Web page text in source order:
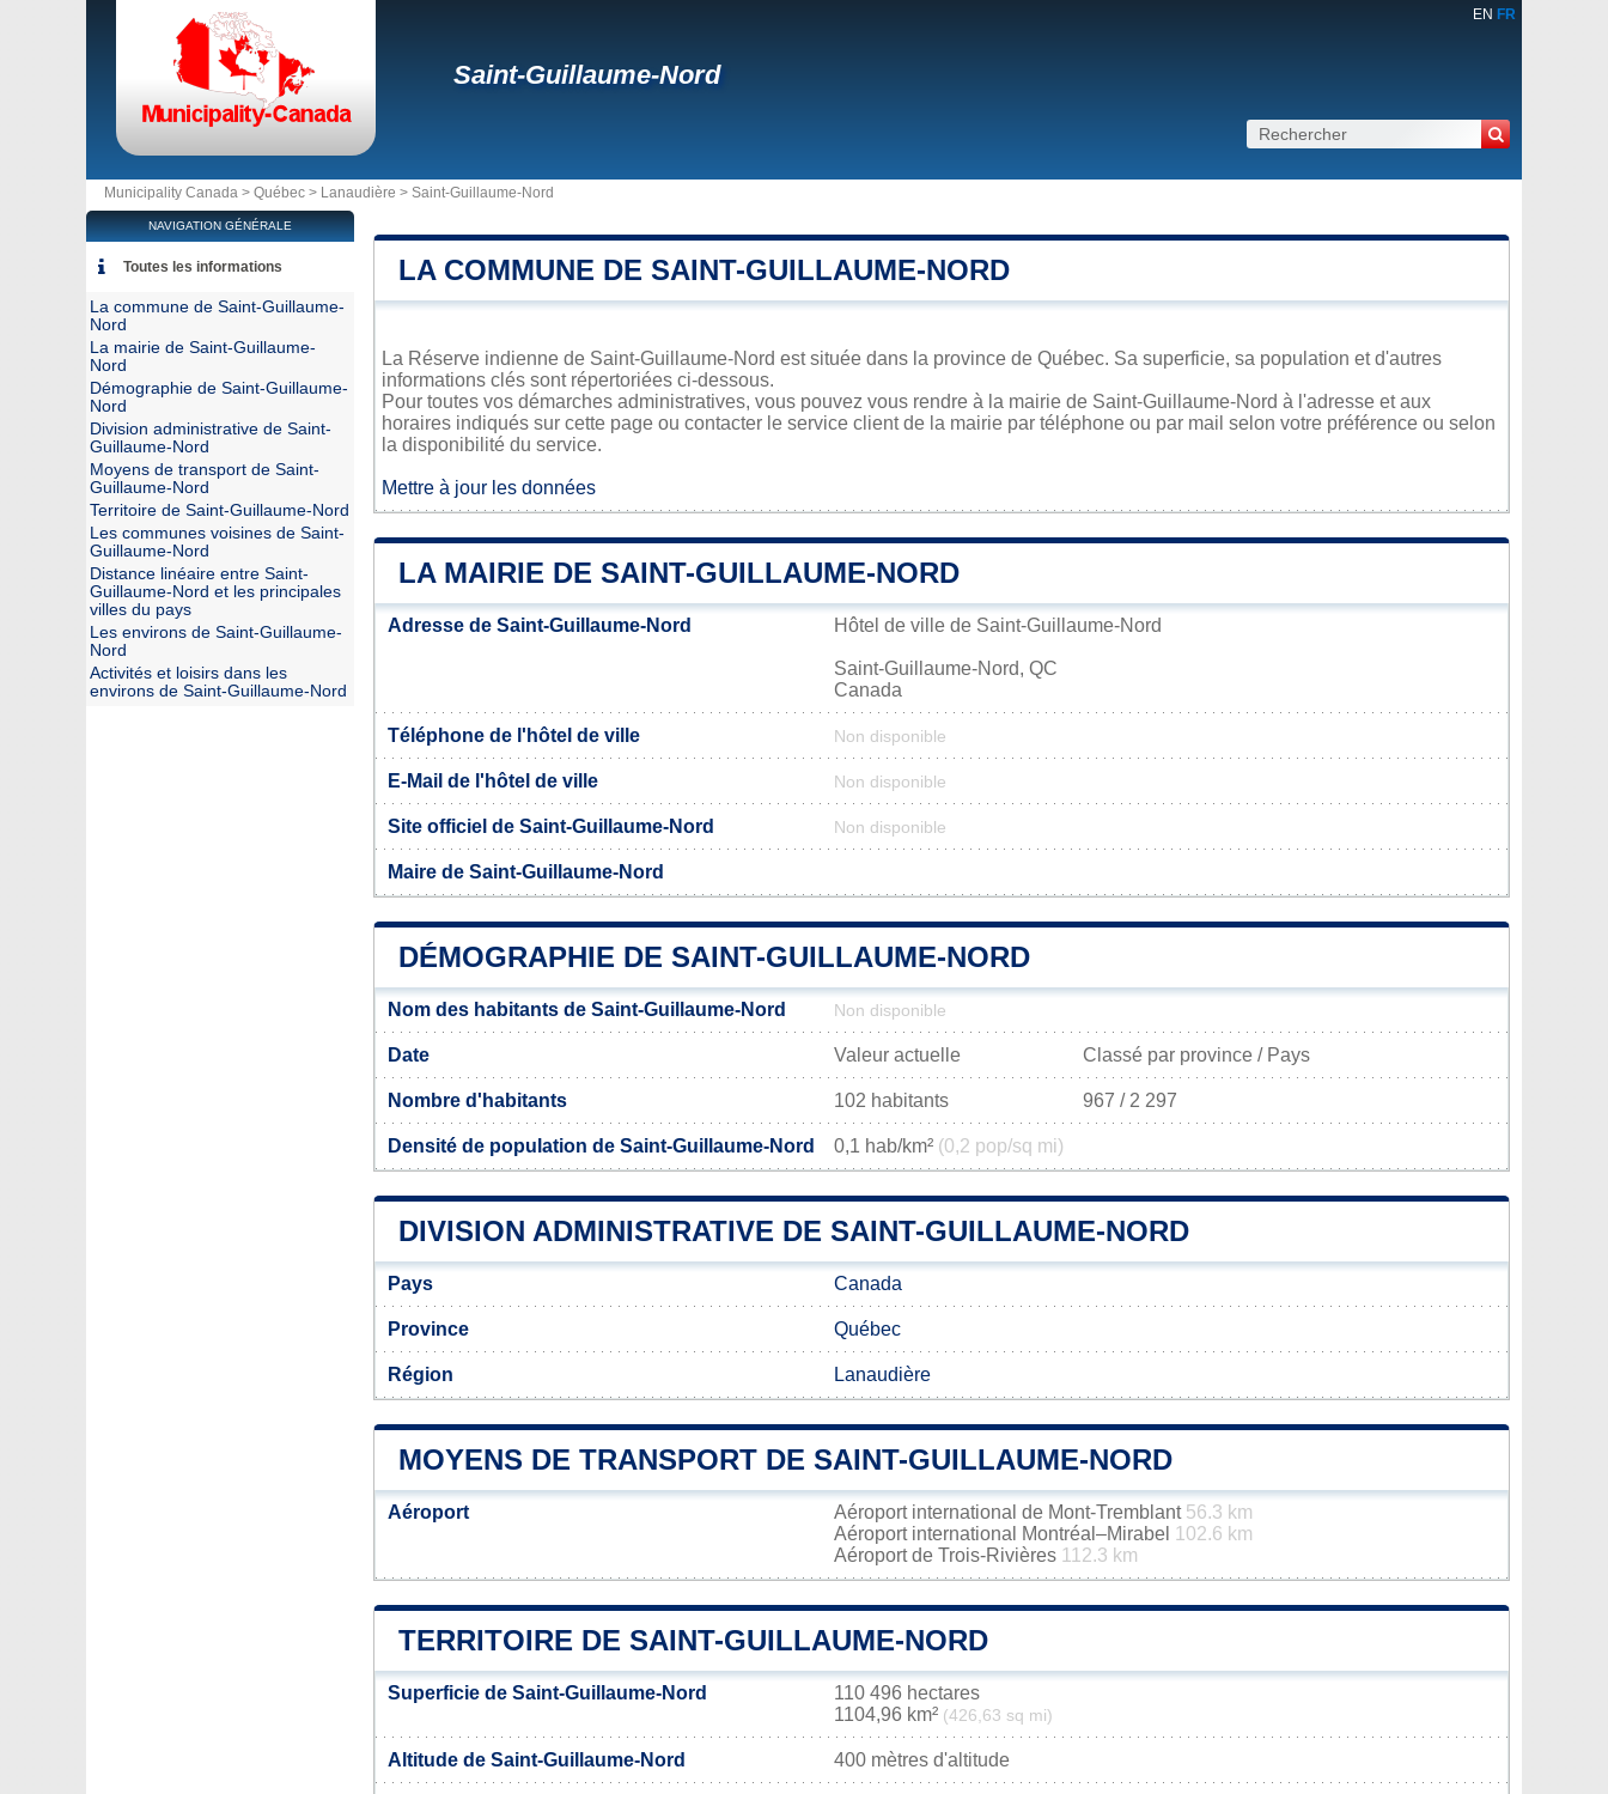
EN FR
Saint-Guillaume-Nord
Municipality Canada > Québec > Lanaudière > Saint-Guillaume-Nord
LA COMMUNE DE SAINT-GUILLAUME-NORD
La Réserve indienne de Saint-Guillaume-Nord est située dans la province de Québec. Sa superficie, sa population et d'autres
informations clés sont répertoriées ci-dessous.
Pour toutes vos démarches administratives, vous pouvez vous rendre à la mairie de Saint-Guillaume-Nord à l'adresse et aux
horaires indiqués sur cette page ou contacter le service client de la mairie par téléphone ou par mail selon votre préférence ou selon
la disponibilité du service.
Mettre à jour les données
LA MAIRIE DE SAINT-GUILLAUME-NORD
Adresse de Saint-Guillaume-Nord Hôtel de ville de Saint-Guillaume-Nord
Saint-Guillaume-Nord, QC
Canada
Téléphone de l'hôtel de ville Non disponible
E-Mail de l'hôtel de ville Non disponible
Site officiel de Saint-Guillaume-Nord Non disponible
Maire de Saint-Guillaume-Nord
DÉMOGRAPHIE DE SAINT-GUILLAUME-NORD
Nom des habitants de Saint-Guillaume-Nord Non disponible
Date Valeur actuelle Classé par province / Pays
Nombre d'habitants 102 habitants 967 / 2 297
Densité de population de Saint-Guillaume-Nord 0,1 hab/km² (0,2 pop/sq mi)
DIVISION ADMINISTRATIVE DE SAINT-GUILLAUME-NORD
Pays Canada
Province Québec
Région Lanaudière
MOYENS DE TRANSPORT DE SAINT-GUILLAUME-NORD
Aéroport Aéroport international de Mont-Tremblant 56.3 km
Aéroport international Montréal–Mirabel 102.6 km
Aéroport de Trois-Rivières 112.3 km
TERRITOIRE DE SAINT-GUILLAUME-NORD
Superficie de Saint-Guillaume-Nord
110 496 hectares
1104,96 km² (426,63 sq mi)
Altitude de Saint-Guillaume-Nord 400 mètres d'altitude
NAVIGATION GÉNÉRALE
Toutes les informations
La commune de Saint-Guillaume-
Nord
La mairie de Saint-Guillaume-
Nord
Démographie de Saint-Guillaume-
Nord
Division administrative de Saint-
Guillaume-Nord
Moyens de transport de Saint-
Guillaume-Nord
Territoire de Saint-Guillaume-Nord
Les communes voisines de Saint-
Guillaume-Nord
Distance linéaire entre Saint-
Guillaume-Nord et les principales
villes du pays
Les environs de Saint-Guillaume-
Nord
Activités et loisirs dans les
environs de Saint-Guillaume-Nord